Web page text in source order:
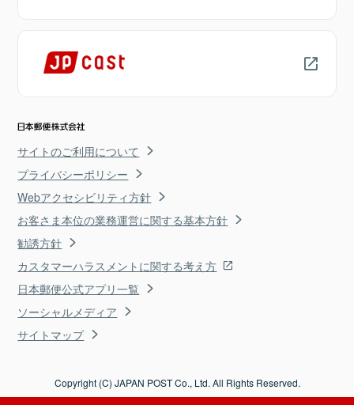
サイトのご利用について
プライバシーポリシー
Webアクセシビリティ方針
お客さま本位の業務運営に関する基本方針
勧誘方針
カスタマーハラスメントに関する考え方
日本郵便公式アプリ一覧
ソーシャルメディア
サイトマップ
Copyright (C) JAPAN POST Co., Ltd. All Rights Reserved.